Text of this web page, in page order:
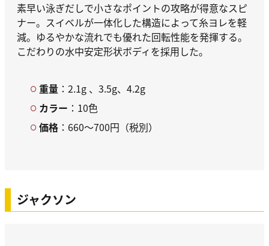
素早い泳ぎだしで小さなポイントの攻略が得意なスピ
ナー。スイベルが一体化した構造によって糸ヨレを軽
減。ゆるやかな流れでも優れた回転性能を発揮する。
こだわりの水中安定形状ボディを採用した。
重量 ：2.1g 、3.5g、4.2g
カラー ：10色
価格 ：660～700円（税別）
ジャクソン